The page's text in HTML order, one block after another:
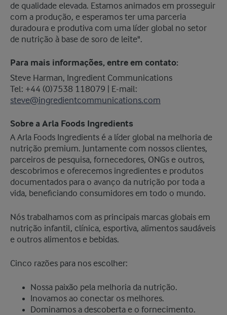
de qualidade elevada. Estamos animados em prosseguir
com a produção, e esperamos ter uma parceria
duradoura e produtiva com uma líder global no setor
de nutrição à base de soro de leite".
Para mais informações, entre em contato:
Steve Harman, Ingredient Communications
​Tel: +44 (0)7538 118079 | E-mail:
steve@ingredientcommunications.com
Sobre a Arla Foods Ingredients
​A Arla Foods Ingredients é a líder global na melhoria de
nutrição premium. Juntamente com nossos clientes,
parceiros de pesquisa, fornecedores, ONGs e outros,
descobrimos e oferecemos ingredientes e produtos
documentados para o avanço da nutrição por toda a
vida, beneficiando consumidores em todo o mundo.
Nós trabalhamos com as principais marcas globais em
nutrição infantil, clínica, esportiva, alimentos saudáveis
e outros alimentos e bebidas.
Cinco razões para nos escolher:
Nossa paixão pela melhoria da nutrição.
Inovamos ao conectar os melhores.
Dominamos a descoberta e o fornecimento.